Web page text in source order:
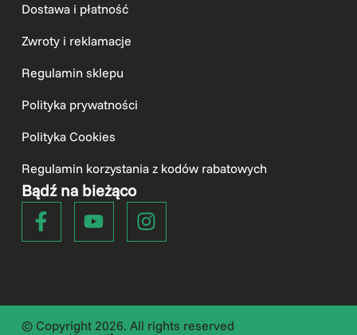
Dostawa i płatność
Zwroty i reklamacje
Regulamin sklepu
Polityka prywatności
Polityka Cookies
Regulamin korzystania z kodów rabatowych
Bądź na bieżąco
© Copyright 2026. All rights reserved